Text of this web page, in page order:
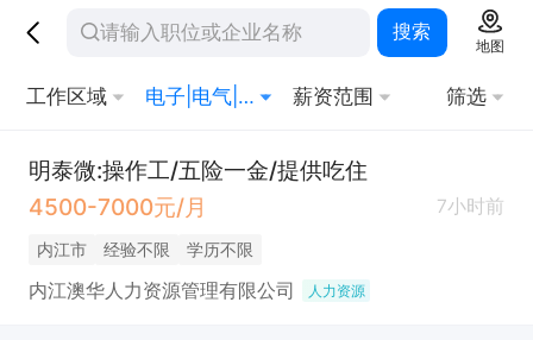
搜索
地图
工作区域 电子|电气|能源|化工 薪资范围 筛选
明泰微:操作工/五险一金/提供吃住
4500-7000元/月
7小时前
内江市 经验不限 学历不限
内江澳华人力资源管理有限公司 人力资源